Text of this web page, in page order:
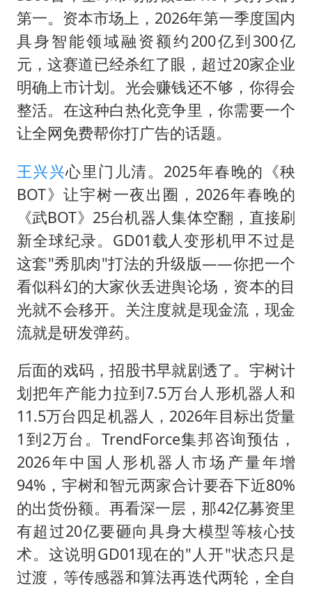
第一。资本市场上，2026年第一季度国内
具身智能领域融资额约200亿到300亿
元，这赛道已经杀红了眼，超过20家企业
明确上市计划。光会赚钱还不够，你得会
整活。在这种白热化竞争里，你需要一个
让全网免费帮你打广告的话题。
王兴兴心里门儿清。2025年春晚的《秧
BOT》让宇树一夜出圈，2026年春晚的
《武BOT》25台机器人集体空翻，直接刷
新全球纪录。GD01载人变形机甲不过是
这套"秀肌肉"打法的升级版——你把一个
看似科幻的大家伙丢进舆论场，资本的目
光就不会移开。关注度就是现金流，现金
流就是研发弹药。
后面的戏码，招股书早就剧透了。宇树计
划把年产能力拉到7.5万台人形机器人和
11.5万台四足机器人，2026年目标出货量
1到2万台。TrendForce集邦咨询预估，
2026年中国人形机器人市场产量年增
94%，宇树和智元两家合计要吞下近80%
的出货份额。再看深一层，那42亿募资里
有超过20亿要砸向具身大模型等核心技
术。这说明GD01现在的"人开"状态只是
过渡，等传感器和算法再迭代两轮，全自